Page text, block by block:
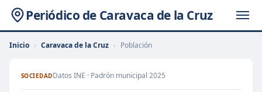
Periódico de Caravaca de la Cruz
Inicio › Caravaca de la Cruz › Población
SOCIEDADDatos INE · Padrón municipal 2025